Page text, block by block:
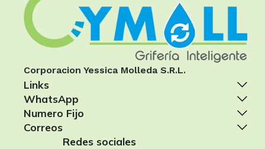
Corporacion Yessica Molleda S.R.L.
Links
WhatsApp
Numero Fijo
Correos
Redes sociales